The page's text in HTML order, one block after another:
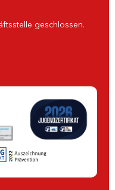
geschlossen.